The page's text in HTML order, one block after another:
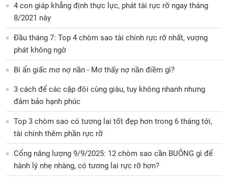
4 con giáp khẳng định thực lực, phát tài rực rỡ ngay tháng
8/2021 này
Đầu tháng 7: Top 4 chòm sao tài chính rực rỡ nhất, vượng
phát không ngờ
Bí ẩn giấc mơ nợ nần - Mơ thấy nợ nần điềm gì?
3 cách để các cặp đôi cùng giàu, tuy không nhanh nhưng
đảm bảo hạnh phúc
Top 3 chòm sao có tương lai tốt đẹp hơn trong 6 tháng tới,
tài chính thêm phần rực rỡ
Cổng năng lượng 9/9/2025: 12 chòm sao cần BUÔNG gì để
hành lý nhẹ nhàng, có tương lai rực rỡ hơn?